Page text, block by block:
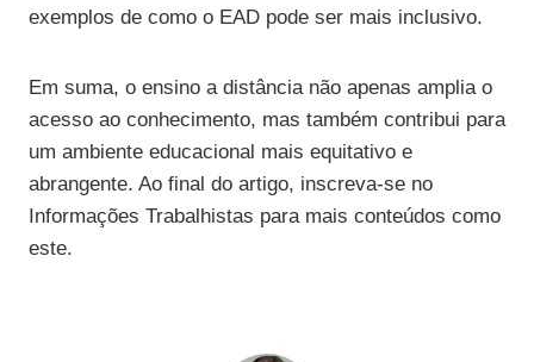
exemplos de como o EAD pode ser mais inclusivo.
Em suma, o ensino a distância não apenas amplia o
acesso ao conhecimento, mas também contribui para
um ambiente educacional mais equitativo e
abrangente. Ao final do artigo, inscreva-se no
Informações Trabalhistas para mais conteúdos como
este.